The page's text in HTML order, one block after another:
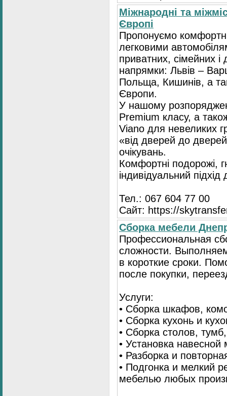
Міжнародні та
Європі
Пропонуємо
легковими
приватних, сімейних і
напрямки: Львів –
Польща, Кишинів, а
Європи.
У нашому
Premium класу, а
Viano для невеликих
«від дверей до
очікувань.
Комфортні подорожі,
індивідуальний
Тел.: 067 604 77 00
Сайт: https://
Сбopка мебели
Пpoфессиональная
сложности.
в короткие сроки.
после покупки,
Услуги:
• Сборка шкафов,
• Сборка кухонь и
• Сборка столов,
• Установка
• Разборка и
• Подгонка и мелкий
мебелью любых